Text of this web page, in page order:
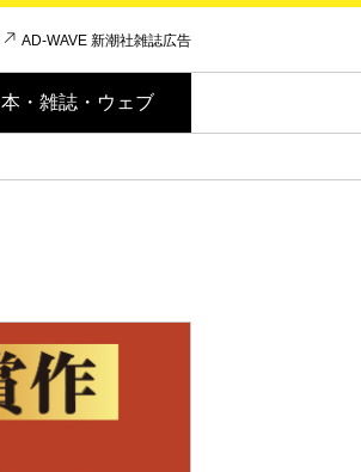
AD-WAVE 新潮社雑誌広告
本・雑誌・ウェブ